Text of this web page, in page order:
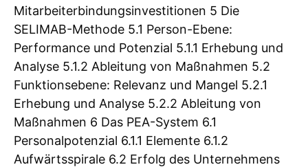
Mitarbeiterbindungsinvestitionen 5 Die
SELIMAB-Methode 5.1 Person-Ebene:
Performance und Potenzial 5.1.1 Erhebung und
Analyse 5.1.2 Ableitung von Maßnahmen 5.2
Funktionsebene: Relevanz und Mangel 5.2.1
Erhebung und Analyse 5.2.2 Ableitung von
Maßnahmen 6 Das PEA-System 6.1
Personalpotenzial 6.1.1 Elemente 6.1.2
Aufwärtsspirale 6.2 Erfolg des Unternehmens